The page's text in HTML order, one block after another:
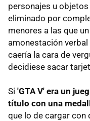
personajes u
eliminado por
menores a las que
amonestación
caería la cara de
decidiese sacar
Si 'GTA V' era un
título con una
que lo de cargar